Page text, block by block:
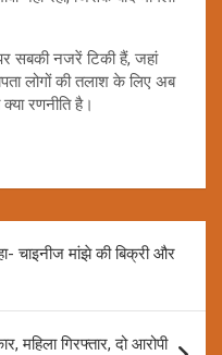
सबकी नजरें टिकी हैं, जहां
लोगों की तलाश के लिए अब
रणनीति है।
चाइनीज मांझे की बिक्री और
महिला गिरफ्तार, दो आरोपी